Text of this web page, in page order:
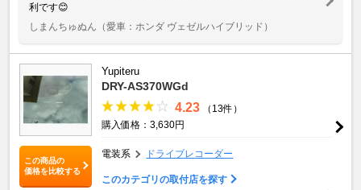
利です😊
しまんちゅぬん （愛車：ホンダ ヴェゼルハイブリッド）
この商品の
価格を比較する
Yupiteru
DRY-AS370WGd
4.23
（13件）
購入価格：3,630円
電装系 ドライブレコーダー
このカテゴリの取付店を探す